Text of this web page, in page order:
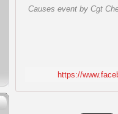
Causes event by Cgt
https://